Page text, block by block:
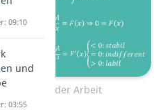
Ableitung der Arbeit
09:10
und
03:55